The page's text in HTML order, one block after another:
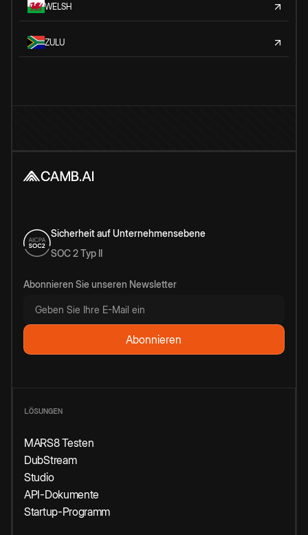
WELSH
ZULU
Sicherheit auf Unternehmensebene
SOC 2 Typ II
Abonnieren Sie unseren Newsletter
LÖSUNGEN
MARS8 Testen
DubStream
Studio
API-Dokumente
Startup-Programm